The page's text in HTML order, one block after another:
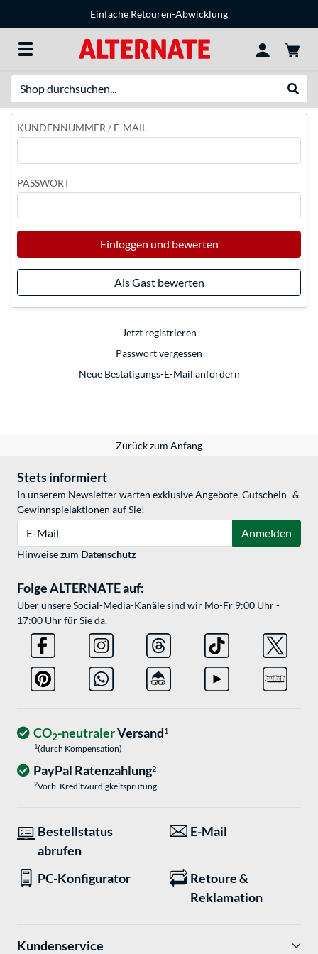
Einfache Retouren-Abwicklung
KUNDENNUMMER / E-MAIL
PASSWORT
Einloggen und bewerten
Als Gast bewerten
Jetzt registrieren
Passwort vergessen
Neue Bestätigungs-E-Mail anfordern
Zurück zum Anfang
Stets informiert
In unserem Newsletter warten exklusive Angebote, Gutschein- &
Gewinnspielaktionen auf Sie!
Anmelden
Hinweise zum Datenschutz
Folge ALTERNATE auf:
Über unsere Social-Media-Kanäle sind wir Mo-Fr 9:00 Uhr -
17:00 Uhr für Sie da.
CO2-neutralerVersand1
1(durch Kompensation)
PayPal Ratenzahlung2
2Vorb. Kreditwürdigkeitsprüfung
Bestellstatus
abrufen
E-Mail
PC-Konfigurator
Retoure &
Reklamation
Kundenservice